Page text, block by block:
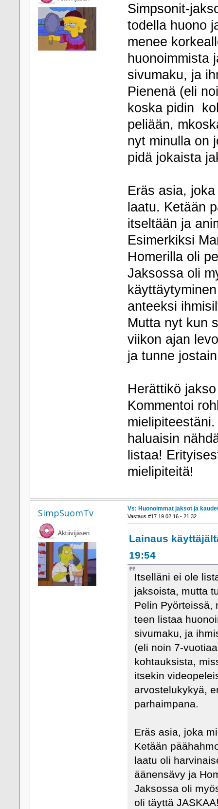
Simpsonit-
todella huono
menee
huonoimmista
sivumaku, ja
Pienenä (eli
koska pidin
peliään,
nyt minulla on
pidä jokaista
Eräs asia,
laatu. Ketään
itseltään ja
Esimerkiksi
Homerilla oli
Jaksossa oli
anteeksi
Mutta nyt kun
viikon ajan
ja tunne
Herättikö
Kommentoi
haluaisin
listaa!
mielipiteitä!
SimpSuomTv Vs: Huonoimmat jaksot ja
Vastaus #17 19.02.16 - 21:32
Lainaus
19:54
Itselläni ei ole
jaksoista, mutta
Pelin Pyörteissä,
teen listaa
sivumaku, ja
(eli noin 7-
kohtauksista,
itsekin
arvostelukykyä,
parhaimpana.
Eräs asia, joka
Ketään
laatu oli
äänensävy ja
Jaksossa oli
oli täyttä